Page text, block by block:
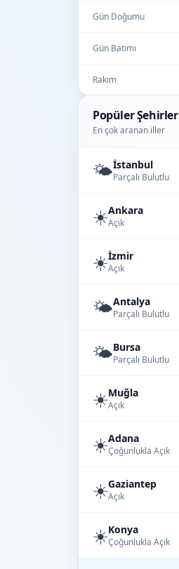
Gün Doğumu
Gün Batımı
Rakım
Popüler Şehirler
En çok aranan iller
🌤️İstanbul
Parçalı Bulutlu
☀️Ankara
Açık
☀️İzmir
Açık
🌤️Antalya
Parçalı Bulutlu
🌤️Bursa
Parçalı Bulutlu
☀️Muğla
Açık
☀️Adana
Çoğunlukla Açık
☀️Gaziantep
Açık
☀️Konya
Çoğunlukla Açık